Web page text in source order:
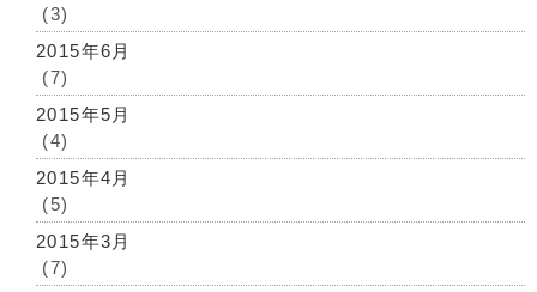
(3)
2015年6月
(7)
2015年5月
(4)
2015年4月
(5)
2015年3月
(7)